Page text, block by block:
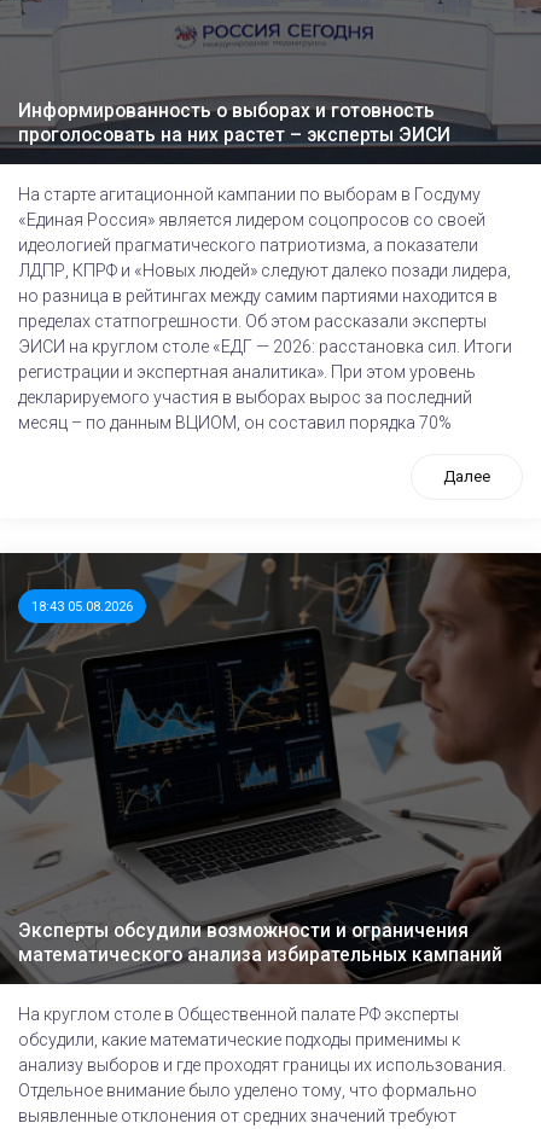
Информированность о выборах и готовность
проголосовать на них растет – эксперты ЭИСИ
На старте агитационной кампании по выборам в Госдуму
«Единая Россия» является лидером соцопросов со своей
идеологией прагматического патриотизма, а показатели
ЛДПР, КПРФ и «Новых людей» следуют далеко позади лидера,
но разница в рейтингах между самим партиями находится в
пределах статпогрешности. Об этом рассказали эксперты
ЭИСИ на круглом столе «ЕДГ — 2026: расстановка сил. Итоги
регистрации и экспертная аналитика». При этом уровень
декларируемого участия в выборах вырос за последний
месяц – по данным ВЦИОМ, он составил порядка 70%
Далее
18:43 05.08.2026
Эксперты обсудили возможности и ограничения
математического анализа избирательных кампаний
На круглом столе в Общественной палате РФ эксперты
обсудили, какие математические подходы применимы к
анализу выборов и где проходят границы их использования.
Отдельное внимание было уделено тому, что формально
выявленные отклонения от средних значений требуют